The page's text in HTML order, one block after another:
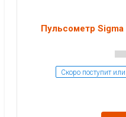
Пульсометр
Скоро поступит